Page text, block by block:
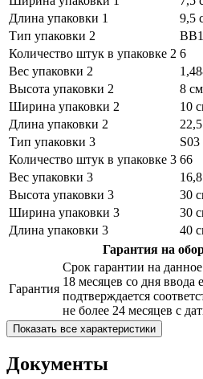
Длина упаковки 1
9,5
Тип упаковки 2
BB1
Количество штук в упаковке 2 6
Вес упаковки 2
Высота упаковки 2
8 см
Ширина упаковки 2
10
Длина упаковки 2
Тип упаковки 3
S03
Количество штук в упаковке 3 66
Вес упаковки 3
Высота упаковки 3
30
Ширина упаковки 3
30
Длина упаковки 3
40
Гарантия на
Гарантия
Срок гарантии на
18 месяцев со дня ввода
подтверждается
не более 24 месяцев с
Показать все характеристики
Документы